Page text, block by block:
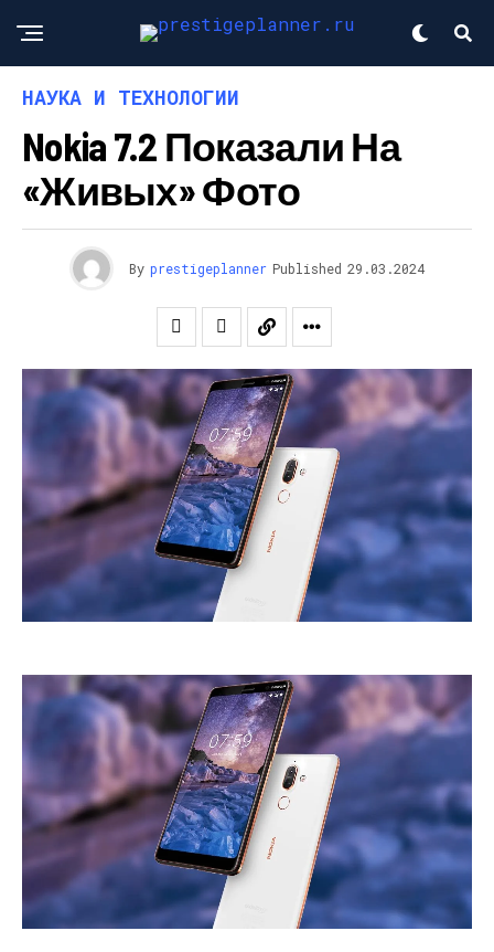
НАУКА И ТЕХНОЛОГИИ
Nokia 7.2 Показали На
«живых» Фото
By prestigeplanner Published 29.03.2024